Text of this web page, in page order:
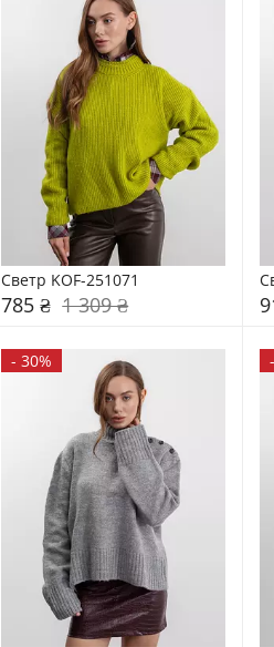
Светр KOF-251071
785 ₴ 1 309 ₴
-30% -